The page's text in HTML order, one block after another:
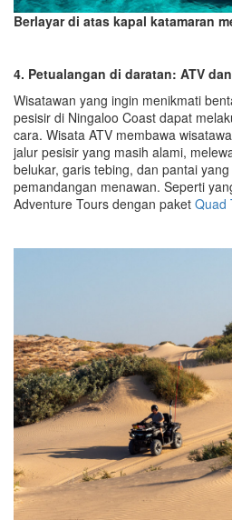
Berlayar di atas kapal katamaran
4. Petualangan di daratan: ATV dan
Wisatawan yang ingin menikmati
pesisir di Ningaloo Coast dapat
cara. Wisata ATV membawa
jalur pesisir yang masih alami,
belukar, garis tebing, dan pantai
pemandangan menawan. Seperti
Adventure Tours dengan paket Quad